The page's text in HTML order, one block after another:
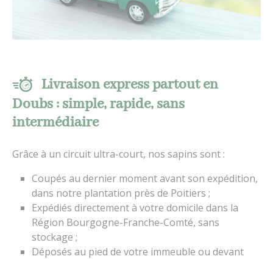
Livraison express partout en
Doubs : simple, rapide, sans
intermédiaire
Grâce à un circuit ultra-court, nos sapins sont :
Coupés au dernier moment avant son expédition,
dans notre plantation près de Poitiers ;
Expédiés directement à votre domicile dans la
Région Bourgogne-Franche-Comté, sans
stockage ;
Déposés au pied de votre immeuble ou devant